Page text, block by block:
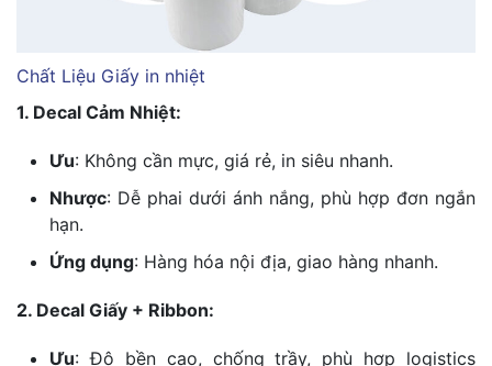
Chất Liệu Giấy in nhiệt
1. Decal Cảm Nhiệt:
Ưu: Không cần mực, giá rẻ, in siêu nhanh.
Nhược: Dễ phai dưới ánh nắng, phù hợp đơn ngắn
hạn.
Ứng dụng: Hàng hóa nội địa, giao hàng nhanh.
2. Decal Giấy + Ribbon:
Ưu: Độ bền cao, chống trầy, phù hợp logistics